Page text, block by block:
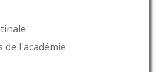
de l'académie